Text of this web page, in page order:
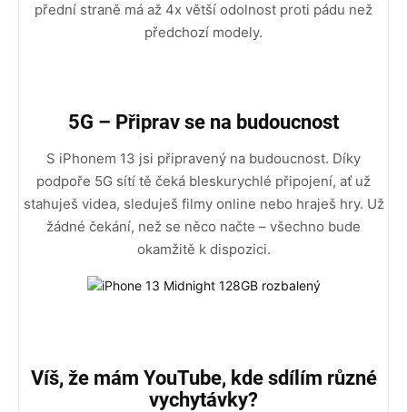
přední straně má až 4x větší odolnost proti pádu než
předchozí modely.
5G – Připrav se na budoucnost
S iPhonem 13 jsi připravený na budoucnost. Díky
podpoře 5G sítí tě čeká bleskurychlé připojení, ať už
stahuješ videa, sleduješ filmy online nebo hraješ hry. Už
žádné čekání, než se něco načte – všechno bude
okamžitě k dispozici.
Víš, že mám YouTube, kde sdílím různé
vychytávky?